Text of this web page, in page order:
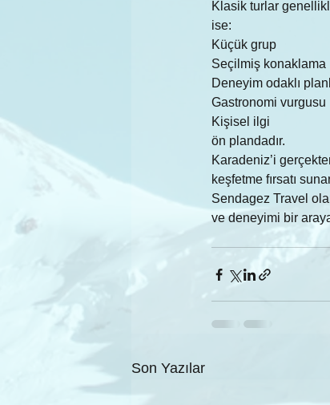
Klasik turlar
ise:
Küçük grup
Seçilmiş konaklama
Deneyim odaklı
Gastronomi vurgusu
Kişisel ilgi
ön plandadır.
Karadeniz’i
keşfetme fırsatı
Sendagez Travel
ve deneyimi bir
Son Yazılar